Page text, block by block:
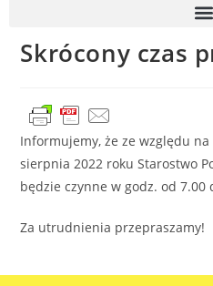
Skrócony czas
Informujemy, że ze względu
sierpnia 2022 roku Starostwo
będzie czynne w godz. od 7.00
Za utrudnienia przepraszamy!